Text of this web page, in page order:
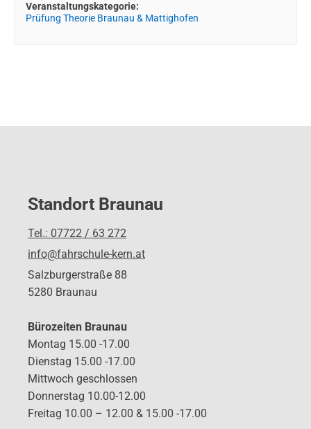
Veranstaltungskategorie:
Prüfung Theorie Braunau & Mattighofen
Standort Braunau
Tel.: 07722 / 63 272
info@fahrschule-kern.at
Salzburgerstraße 88
5280 Braunau
Bürozeiten Braunau
Montag 15.00 -17.00
Dienstag 15.00 -17.00
Mittwoch geschlossen
Donnerstag 10.00-12.00
Freitag 10.00 – 12.00 & 15.00 -17.00